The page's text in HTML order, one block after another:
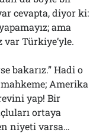
cevapta, diyor ki:
ama
Türkiye’yle.
bakarız.” Hadi o
Amerika
yap! Bir
ortaya
niyeti varsa…